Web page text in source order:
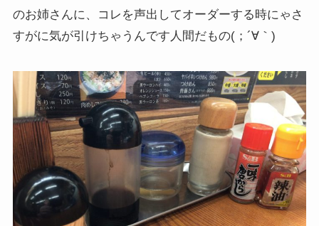
のお姉さんに、コレを声出してオーダーする時にゃさ
すがに気が引けちゃうんです人間だもの(；´∀｀)